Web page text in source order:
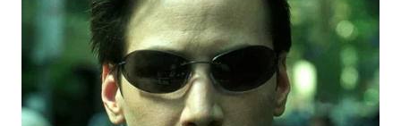
TANGERANG
WN